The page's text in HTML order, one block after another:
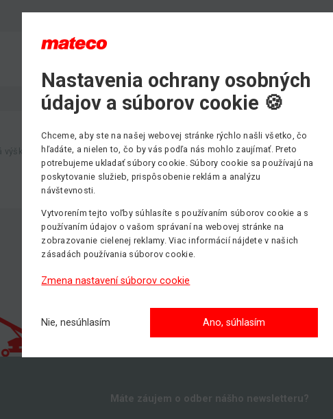
Min. stranový dosah
9.00 m
Min. nosnosť
200 kg
Máte záujem o odber nášho newsletteru?
Nastavenia ochrany osobných
údajov a súborov cookie 🍪
Chceme, aby ste na našej webovej stránke rýchlo našli všetko, čo
hľadáte, a nielen to, čo by vás podľa nás mohlo zaujímať. Preto
potrebujeme ukladať súbory cookie. Súbory cookie sa používajú na
poskytovanie služieb, prispôsobenie reklám a analýzu
návštevnosti.
Vytvorením tejto voľby súhlasíte s používaním súborov cookie a s
používaním údajov o vašom správaní na webovej stránke na
zobrazovanie cielenej reklamy. Viac informácií nájdete v našich
zásadách používania súborov cookie.
Zmena nastavení súborov cookie
Nie, nesúhlasím Ano, súhlasím